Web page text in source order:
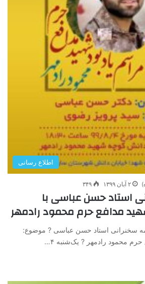
اطلاع رسانی
۲ آبان ۱۳۹۹ ۳۴۹
سخنرانی استاد حسن عباسی با
مدافع حرم محمود رادمهر
سخنرانی استاد حسن عباسی ? موضوع:
محمود رادمهر ? یک‌شنبه ۴…